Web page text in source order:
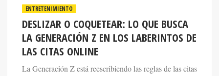
DESLIZAR O COQUETEAR: LO QUE BUSCA
LA GENERACIÓN Z EN LOS LABERINTOS DE
LAS CITAS ONLINE
La Generación Z está reescribiendo las reglas de las citas
con la misma determinación con la que sus padres